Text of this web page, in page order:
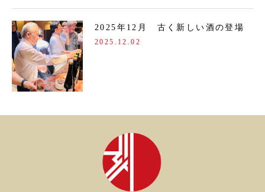
2025年12月 古く新しい酒の登場
2025.12.02